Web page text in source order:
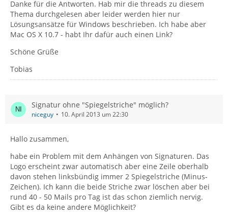
Danke für die Antworten. Hab mir die threads zu diesem
Thema durchgelesen aber leider werden hier nur
Lösungsansätze für Windows beschrieben. Ich habe aber
Mac OS X 10.7 - habt Ihr dafür auch einen Link?
Schöne Grüße
Tobias
Signatur ohne "Spiegelstriche" möglich?
niceguy 10. April 2013 um 22:30
Hallo zusammen,
habe ein Problem mit dem Anhängen von Signaturen. Das
Logo erscheint zwar automatisch aber eine Zeile oberhalb
davon stehen linksbündig immer 2 Spiegelstriche (Minus-
Zeichen). Ich kann die beide Striche zwar löschen aber bei
rund 40 - 50 Mails pro Tag ist das schon ziemlich nervig.
Gibt es da keine andere Möglichkeit?